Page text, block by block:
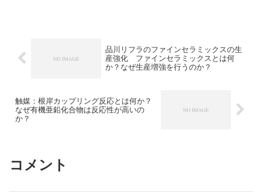
品川リフラのファインセラミックスの生
産強化 ファインセラミックスとは何
か？なぜ生産増強を行うのか？
触媒：根岸カップリング反応とは何か？
なぜ有機亜鉛化合物は反応性が高いの
か？
コメント